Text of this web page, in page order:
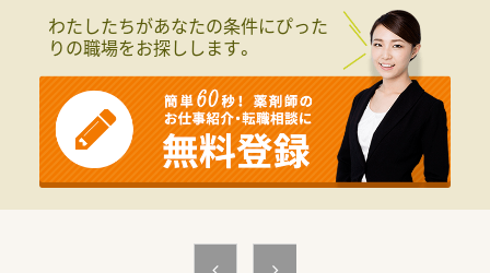
ピタリティに溢れたスタッフが多数活躍している温かい職場環
境です。
■育児と仕事を両立させ、完備された託児施設を活用しフルタイ
ムで生き生きと働いているスタッフも多数在籍している職場環
境です。
■施設在宅の分野に挑戦し定期的な勉強会で知識を深めながら
スキルアップを目指している方が多数活躍している職場環境と
なります。
■日本トップクラスの症例数を誇ります。地域の中核となる医
療機関です。
■院内の風通しは非常によく面倒なしがらみもありません。と
■隣接に託児所も完備しております。
＜就業条件＞
■勤務薬剤師の募集になります。
■日勤のみの勤務となります。
■賞与実績4.1ヶ月になります。
■隣接の託児所も利用可能です。
わたしたちがあなたの条件にぴった
りの職場をお探しします。